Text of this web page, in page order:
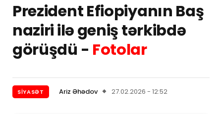
Prezident Efiopiyanın Baş
naziri ilə geniş tərkibdə
görüşdü - Fotolar
SIYASƏT Ariz Əhədov 27.02.2026 - 12:52